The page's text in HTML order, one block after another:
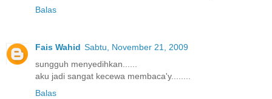
Balas
Fais Wahid Sabtu, November 21, 2009
sungguh menyedihkan......
aku jadi sangat kecewa membaca'y........
Balas